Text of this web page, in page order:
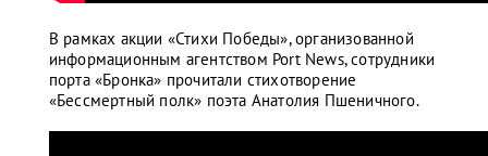
В рамках акции «Стихи Победы», организованной
информационным агентством Port News, сотрудники
порта «Бронка» прочитали стихотворение
«Бессмертный полк» поэта Анатолия Пшеничного.